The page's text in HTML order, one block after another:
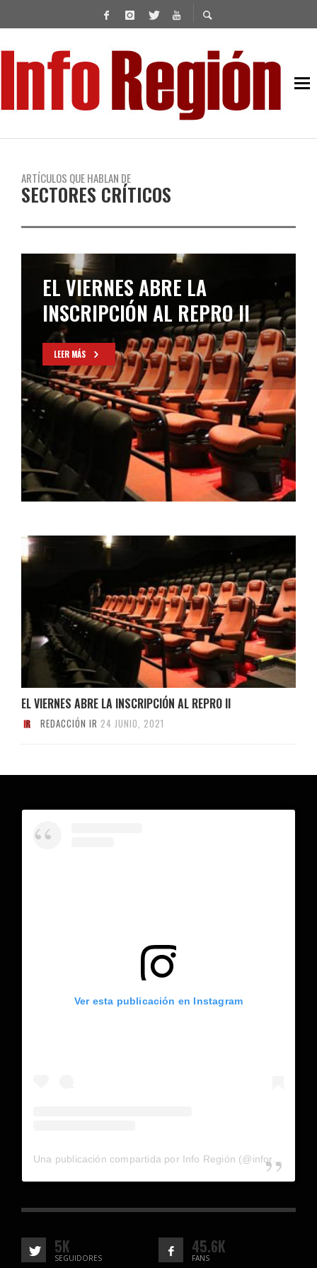
ARTÍCULOS QUE HABLAN DE
SECTORES CRÍTICOS
EL VIERNES ABRE LA
INSCRIPCIÓN AL REPRO II
LEER MÁS
EL VIERNES ABRE LA INSCRIPCIÓN AL REPRO II
REDACCIÓN IR 24 JUNIO, 2021
Ver esta publicación en Instagram
5K
SEGUIDORES
45.6K
FANS